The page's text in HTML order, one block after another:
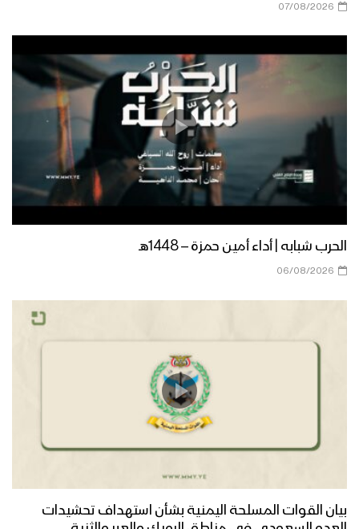
07/08/2026
الحرب شبابه | أداء أمين حمزة – 1448هـ
06/08/2026
بيان القوات المسلحة اليمنية بشأن استهداف تحشيدات